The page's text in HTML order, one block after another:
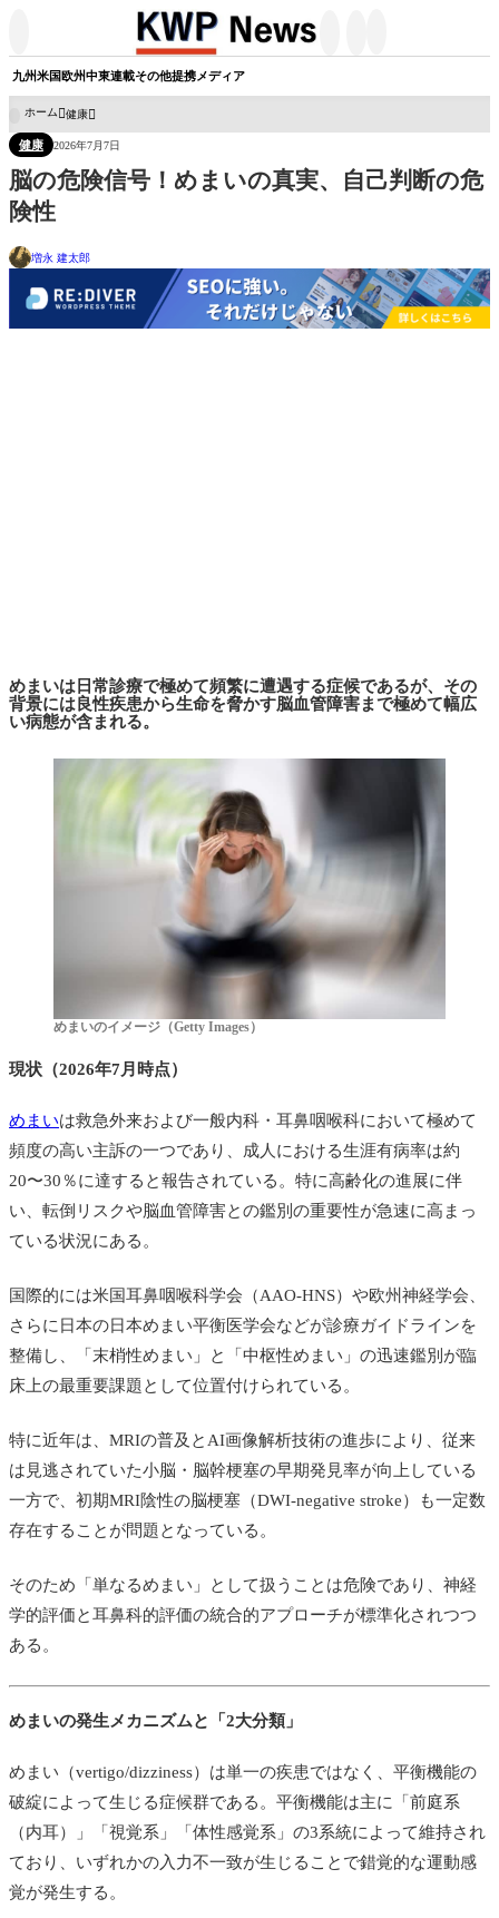
九州米国欧州中東連載その他提携メディア
ホーム 健康
健康 2026年7月7日
脳の危険信号！めまいの真実、自己判断の危
険性
増永 建太郎
めまいは日常診療で極めて頻繁に遭遇する症候であるが、その
背景には良性疾患から生命を脅かす脳血管障害まで極めて幅広
い病態が含まれる。
めまいのイメージ（Getty Images）
現状（2026年7月時点）
めまいは救急外来および一般内科・耳鼻咽喉科において極めて
頻度の高い主訴の一つであり、成人における生涯有病率は約
20〜30％に達すると報告されている。特に高齢化の進展に伴
い、転倒リスクや脳血管障害との鑑別の重要性が急速に高まっ
ている状況にある。
国際的には米国耳鼻咽喉科学会（AAO-HNS）や欧州神経学会、
さらに日本の日本めまい平衡医学会などが診療ガイドラインを
整備し、「末梢性めまい」と「中枢性めまい」の迅速鑑別が臨
床上の最重要課題として位置付けられている。
特に近年は、MRIの普及とAI画像解析技術の進歩により、従来
は見逃されていた小脳・脳幹梗塞の早期発見率が向上している
一方で、初期MRI陰性の脳梗塞（DWI-negative stroke）も一定数
存在することが問題となっている。
そのため「単なるめまい」として扱うことは危険であり、神経
学的評価と耳鼻科的評価の統合的アプローチが標準化されつつ
ある。
めまいの発生メカニズムと「2大分類」
めまい（vertigo/dizziness）は単一の疾患ではなく、平衡機能の
破綻によって生じる症候群である。平衡機能は主に「前庭系
（内耳）」「視覚系」「体性感覚系」の3系統によって維持され
ており、いずれかの入力不一致が生じることで錯覚的な運動感
覚が発生する。